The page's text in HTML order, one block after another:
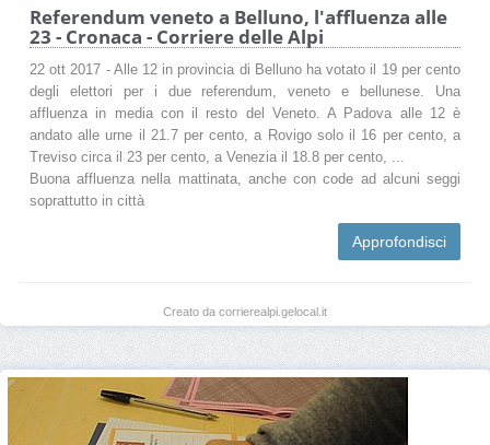
Referendum veneto a Belluno, l'affluenza alle
23 - Cronaca - Corriere delle Alpi
22 ott 2017 - Alle 12 in provincia di Belluno ha votato il 19 per cento
degli elettori per i due referendum, veneto e bellunese. Una
affluenza in media con il resto del Veneto. A Padova alle 12 è
andato alle urne il 21.7 per cento, a Rovigo solo il 16 per cento, a
Treviso circa il 23 per cento, a Venezia il 18.8 per cento, ...
Buona affluenza nella mattinata, anche con code ad alcuni seggi
soprattutto in città
Approfondisci
Creato da corrierealpi.gelocal.it